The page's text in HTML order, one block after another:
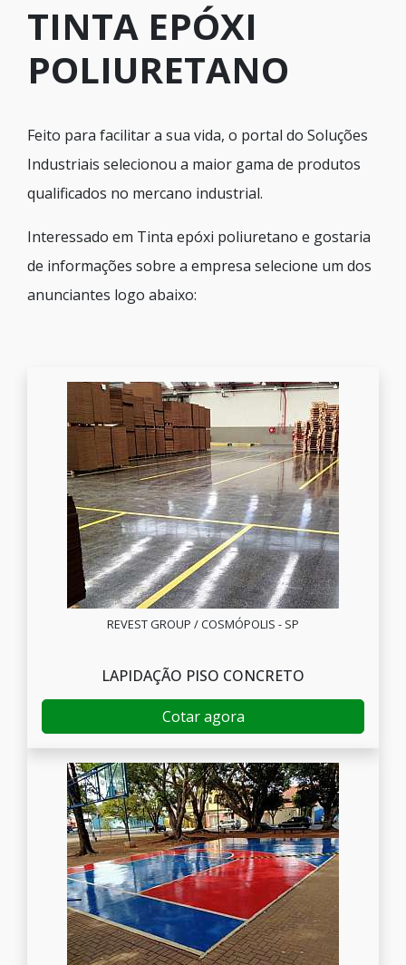
TINTA EPÓXI
POLIURETANO
Feito para facilitar a sua vida, o portal do Soluções
Industriais selecionou a maior gama de produtos
qualificados no mercano industrial.
Interessado em Tinta epóxi poliuretano e gostaria
de informações sobre a empresa selecione um dos
anunciantes logo abaixo:
REVEST GROUP / COSMÓPOLIS - SP
LAPIDAÇÃO PISO CONCRETO
Cotar agora